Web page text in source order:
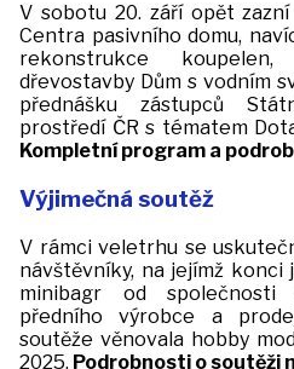
V sobotu 20. září opět
Centra pasivního domu,
rekonstrukce
dřevostavby Dům s vodním
přednášku zástupců
prostředí ČR s tématem
Kompletní program a
Výjimečná soutěž
V rámci veletrhu se
návštěvníky, na jejímž konci
minibagr od společnosti
předního výrobce a
soutěže věnovala hobby
2025. Podrobnosti o soutěži